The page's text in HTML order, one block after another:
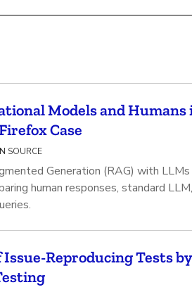
Models and
Case
SOURCE
Generation (RAG) with
human responses, standard
Reproducing Tests